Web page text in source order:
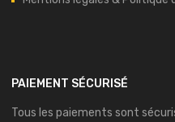
PAIEMENT SÉCURISÉ
Tous les paiements sont